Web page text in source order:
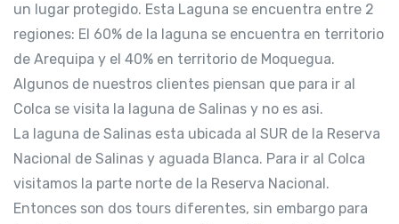
un lugar protegido. Esta Laguna se encuentra entre 2
regiones: El 60% de la laguna se encuentra en territorio
de Arequipa y el 40% en territorio de Moquegua.
Algunos de nuestros clientes piensan que para ir al
Colca se visita la laguna de Salinas y no es asi.
La laguna de Salinas esta ubicada al SUR de la Reserva
Nacional de Salinas y aguada Blanca. Para ir al Colca
visitamos la parte norte de la Reserva Nacional.
Entonces son dos tours diferentes, sin embargo para